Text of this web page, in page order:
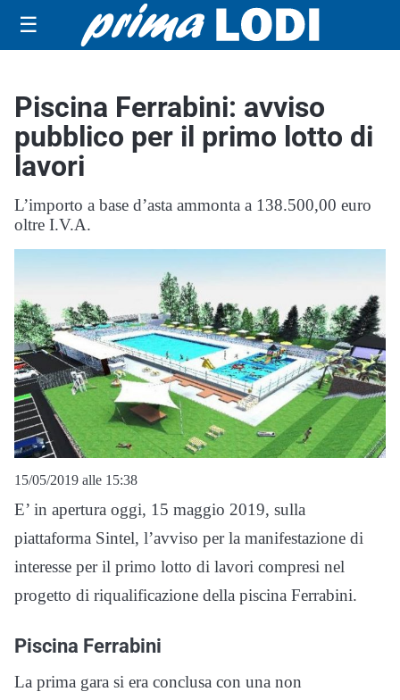
☰
Piscina Ferrabini: avviso
pubblico per il primo lotto di
lavori
L’importo a base d’asta ammonta a 138.500,00 euro
oltre I.V.A.
15/05/2019 alle 15:38
E’ in apertura oggi, 15 maggio 2019, sulla
piattaforma Sintel, l’avviso per la manifestazione di
interesse per il primo lotto di lavori compresi nel
progetto di riqualificazione della piscina Ferrabini.
Piscina Ferrabini
La prima gara si era conclusa con una non